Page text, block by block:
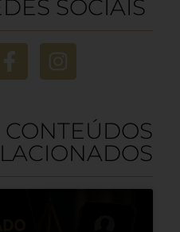
SOCIAIS
CONTEÚDOS